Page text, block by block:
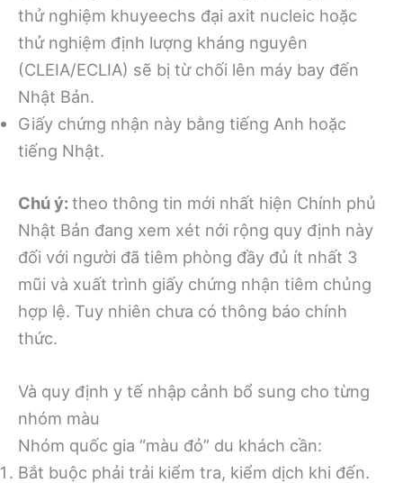
thử nghiệm khuyeechs đại axit nucleic hoặc
thử nghiệm định lượng kháng nguyên
(CLEIA/ECLIA) sẽ bị từ chối lên máy bay đến
Nhật Bản.
Giấy chứng nhận này bằng tiếng Anh hoặc
tiếng Nhật.
Chú ý: theo thông tin mới nhất hiện Chính phủ
Nhật Bản đang xem xét nới rộng quy định này
đối với người đã tiêm phòng đầy đủ ít nhất 3
mũi và xuất trình giấy chứng nhận tiêm chủng
hợp lệ. Tuy nhiên chưa có thông báo chính
thức.
Và quy định y tế nhập cảnh bổ sung cho từng
nhóm màu
Nhóm quốc gia “màu đỏ” du khách cần:
Bắt buộc phải trải kiểm tra, kiểm dịch khi đến.